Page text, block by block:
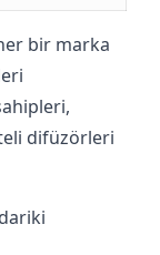
bir marka
difüzörleri